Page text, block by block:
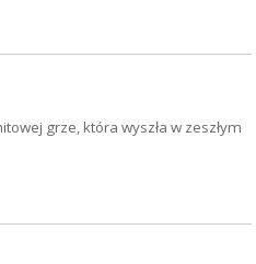
grze, która wyszła w zeszłym